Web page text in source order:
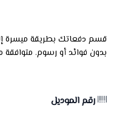
بدون فوائد أو رسوم.
رقم الموديل